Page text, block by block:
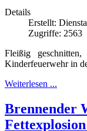
Details
Erstellt:
Zugriffe: 2563
Fleißig
Kinderfeuerwehr in
Weiterlesen ...
Brennender